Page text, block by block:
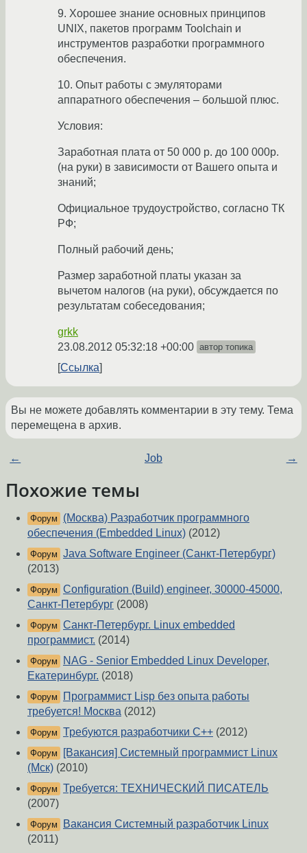
9. Хорошее знание основных принципов
UNIX, пакетов программ Toolchain и
инструментов разработки программного
обеспечения.
10. Опыт работы с эмуляторами
аппаратного обеспечения – большой плюс.
Условия:
Заработная плата от 50 000 р. до 100 000р.
(на руки) в зависимости от Вашего опыта и
знаний;
Официальное трудоустройство, согласно ТК
РФ;
Полный рабочий день;
Размер заработной платы указан за
вычетом налогов (на руки), обсуждается по
результатам собеседования;
grkk
23.08.2012 05:32:18 +00:00 автор топика
Ссылка
Вы не можете добавлять комментарии в эту тему. Тема
перемещена в архив.
← Job →
Похожие темы
Форум
(Москва) Разработчик программного
обеспечения (Embedded Linux) (2012)
Форум Java Software Engineer (Санкт-Петербург)
(2013)
Форум Configuration (Build) engineer, 30000-45000,
Санкт-Петербург (2008)
Форум Санкт-Петербург. Linux embedded
программист. (2014)
Форум
NAG - Senior Embedded Linux Developer,
Екатеринбург. (2018)
Форум
Программист Lisp без опыта работы
требуется! Москва (2012)
Форум Требуются разработчики С++ (2012)
Форум
[Вакансия] Cистемный программист Linux
(Мск) (2010)
Форум Требуется: ТЕХНИЧЕСКИЙ ПИСАТЕЛЬ
(2007)
Форум
Вакансия Системный разработчик Linux
(2011)